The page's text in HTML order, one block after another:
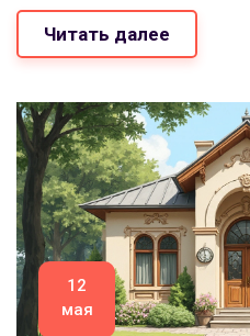
что стоит обратить
как подбирать цвета и из
решения — никакой воды
прошлых десятилетий.
Читать далее
12
мая